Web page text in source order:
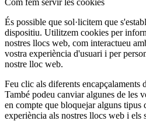
És possible que sol·licitem que
dispositiu. Utilitzem cookies per
nostres llocs web, com interactueu
vostra experiència d'usuari i per
nostre lloc web.
Feu clic als diferents encapçalaments
També podeu canviar algunes de les
en compte que bloquejar alguns tipus
experiència als nostres llocs web i els